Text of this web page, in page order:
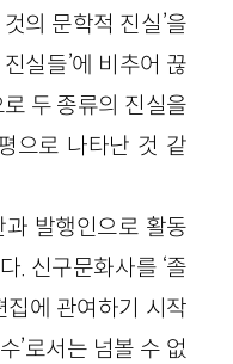
의 문학적 진실’을
실들’에 비추어 끊
두 종류의 진실을
으로 나타난 것 같
과 발행인으로 활동
. 신구문화사를 ‘졸
집에 관여하기 시작
’로서는 넘볼 수 없